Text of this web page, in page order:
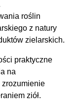
roślin
z natury
zielarskich.
praktyczne
na
ziół.